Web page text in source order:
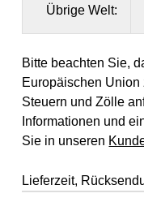
Übrige Welt:
Bitte beachten Sie,
Europäischen
Steuern und Zölle
Informationen und
Sie in unseren
Lieferzeit,